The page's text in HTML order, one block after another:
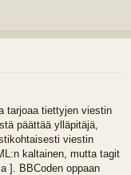
tarjoaa tiettyjen viestin
päättää ylläpitäjä,
viestin
kaltainen, mutta tagit
]. BBCoden oppaan